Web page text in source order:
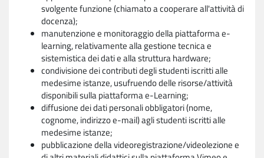
svolgente funzione (chiamato a cooperare all'attività di
docenza);
manutenzione e monitoraggio della piattaforma e-
learning, relativamente alla gestione tecnica e
sistemistica dei dati e alla struttura hardware;
condivisione dei contributi degli studenti iscritti alle
medesime istanze, usufruendo delle risorse/attività
disponibili sulla piattaforma e-Learning;
diffusione dei dati personali obbligatori (nome,
cognome, indirizzo e-mail) agli studenti iscritti alle
medesime istanze;
pubblicazione della videoregistrazione/videolezione e